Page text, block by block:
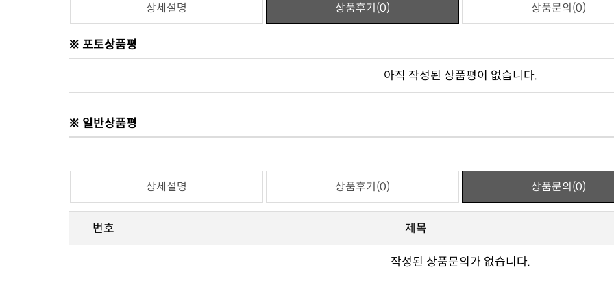
상세설명 상품후기(0) 상품문의(0)
※ 포토상품평
아직 작성된 상품평이 없습니다.
※ 일반상품평
상세설명 상품후기(0) 상품문의(0)
번호 제목
작성된 상품문의가 없습니다.